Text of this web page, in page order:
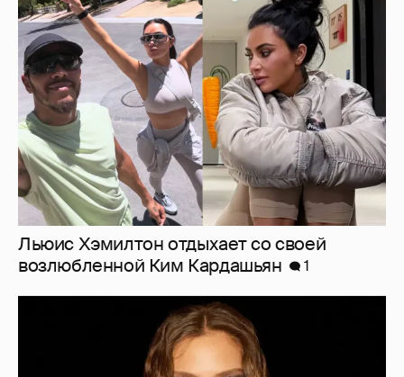
Льюис Хэмилтон отдыхает со своей
возлюбленной Ким Кардашьян
1
Алеся Кафельникова станцевала в
сниппете своего нового трека